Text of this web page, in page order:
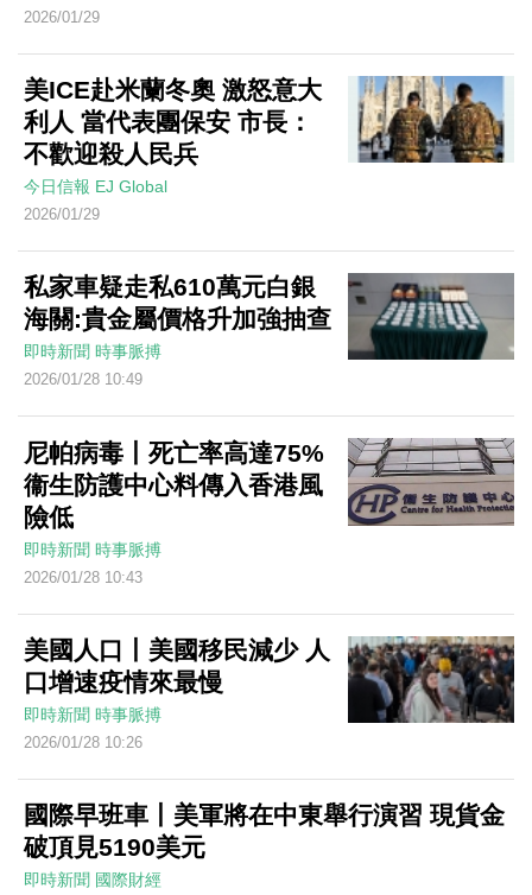
2026/01/29
美ICE赴米蘭冬奧 激怒意大
利人 當代表團保安 市長：
不歡迎殺人民兵
今日信報 EJ Global
2026/01/29
私家車疑走私610萬元白銀
海關:貴金屬價格升加強抽查
即時新聞 時事脈搏
2026/01/28 10:49
尼帕病毒丨死亡率高達75%
衞生防護中心料傳入香港風
險低
即時新聞 時事脈搏
2026/01/28 10:43
美國人口丨美國移民減少 人
口增速疫情來最慢
即時新聞 時事脈搏
2026/01/28 10:26
國際早班車丨美軍將在中東舉行演習 現貨金
破頂見5190美元
即時新聞 國際財經